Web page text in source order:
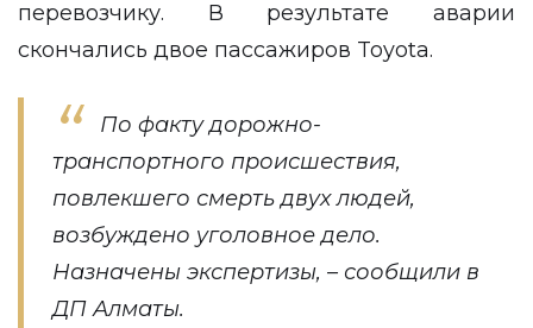
перевозчику. В результате аварии
скончались двое пассажиров Toyota.
По факту дорожно-
транспортного происшествия,
повлекшего смерть двух людей,
возбуждено уголовное дело.
Назначены экспертизы, – сообщили в
ДП Алматы.